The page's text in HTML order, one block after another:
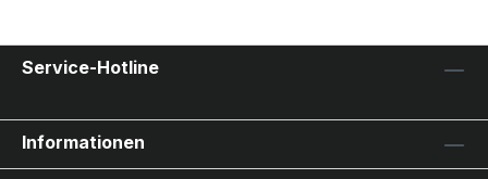
Service-Hotline
Informationen